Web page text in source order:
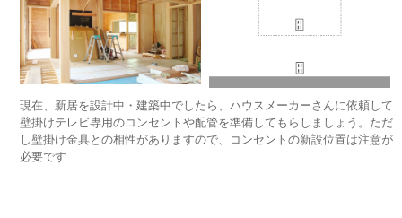
現在、新居を設計中・建築中でしたら、ハウスメーカーさんに依頼して
壁掛けテレビ専用のコンセントや配管を準備してもらしましょう。ただ
し壁掛け金具との相性がありますので、コンセントの新設位置は注意が
必要です